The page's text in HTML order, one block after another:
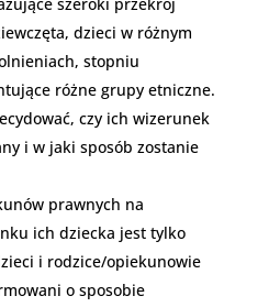
dzieci w różnym
stopniu
różne grupy etniczne.
czy ich wizerunek
i w jaki sposób zostanie
prawnych na
ich dziecka jest tylko
i rodzice/opiekunowie
o sposobie